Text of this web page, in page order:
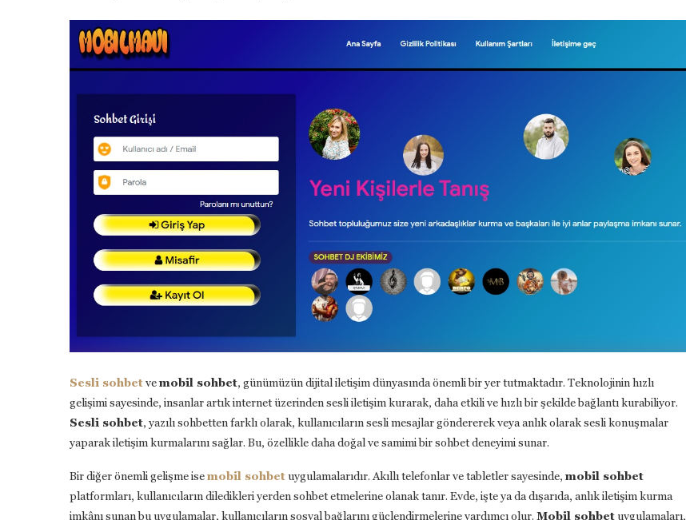
Sesli sohbetvemobil sohbet, günümüzün dijital iletişim dünyasında önemli bir yer tutmaktadır. Teknolojinin hızlı
gelişimi sayesinde, insanlar artık internet üzerinden sesli iletişim kurarak, daha etkili ve hızlı bir şekilde bağlantı kurabiliyor.
Sesli sohbet, yazılı sohbetten farklı olarak, kullanıcıların sesli mesajlar göndererek veya anlık olarak sesli konuşmalar
yaparak iletişim kurmalarını sağlar. Bu, özellikle daha doğal ve samimi bir sohbet deneyimi sunar.
Bir diğer önemli gelişme isemobil sohbetuygulamalarıdır. Akıllı telefonlar ve tabletler sayesinde, mobil sohbet
platformları, kullanıcıların diledikleri yerden sohbet etmelerine olanak tanır. Evde, işte ya da dışarıda, anlık iletişim kurma
imkânı sunan bu uygulamalar, kullanıcıların sosyal bağlarını güçlendirmelerine yardımcı olur. Mobil sohbetuygulamaları,